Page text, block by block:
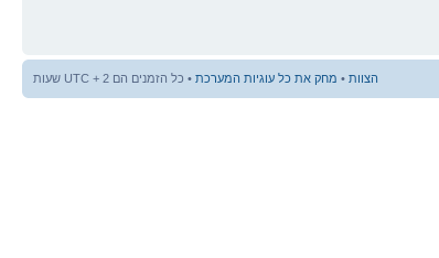
הצוות • מחק את כל עוגיות המערכת • כל הזמנים הם UTC + 2 שעות